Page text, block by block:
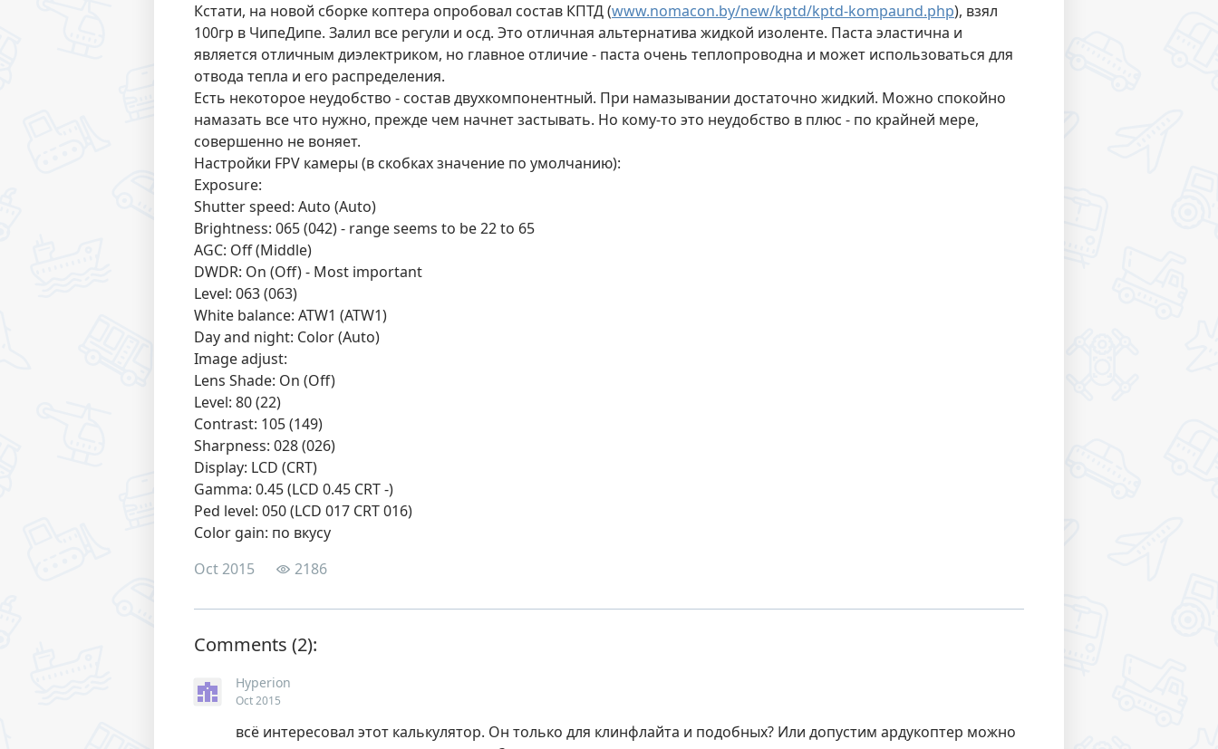
Кстати, на новой сборке коптера опробовал состав КПТД (www.nomacon.by/new/kptd/kptd-kompaund.php), взял
100гр в ЧипеДипе. Залил все регули и осд. Это отличная альтернатива жидкой изоленте. Паста эластична и
является отличным диэлектриком, но главное отличие - паста очень теплопроводна и может использоваться для
отвода тепла и его распределения.
Есть некоторое неудобство - состав двухкомпонентный. При намазывании достаточно жидкий. Можно спокойно
намазать все что нужно, прежде чем начнет застывать. Но кому-то это неудобство в плюс - по крайней мере,
совершенно не воняет.
Настройки FPV камеры (в скобках значение по умолчанию):
Exposure:
Shutter speed: Auto (Auto)
Brightness: 065 (042) - range seems to be 22 to 65
AGC: Off (Middle)
DWDR: On (Off) - Most important
Level: 063 (063)
White balance: ATW1 (ATW1)
Day and night: Color (Auto)
Image adjust:
Lens Shade: On (Off)
Level: 80 (22)
Contrast: 105 (149)
Sharpness: 028 (026)
Display: LCD (CRT)
Gamma: 0.45 (LCD 0.45 CRT -)
Ped level: 050 (LCD 017 CRT 016)
Color gain: по вкусу
Oct 2015
2186
Comments
Hyperion
Oct 2015
всё интересовал этот калькулятор. Он только для клинфлайта и подобных? Или допустим ардукоптер можно